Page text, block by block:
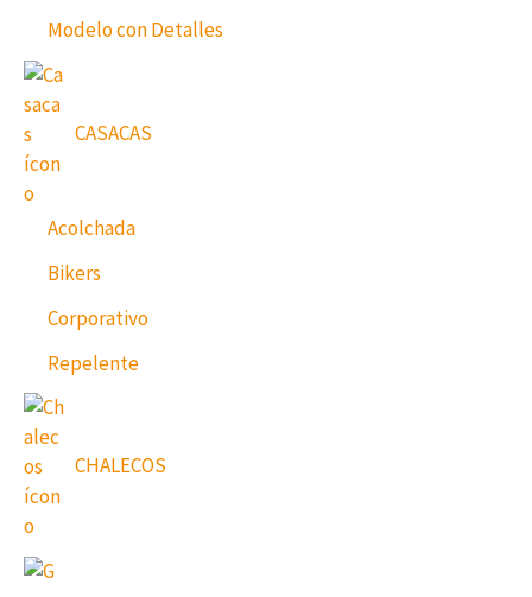
Modelo con Detalles
CASACAS
Acolchada
Bikers
Corporativo
Repelente
CHALECOS